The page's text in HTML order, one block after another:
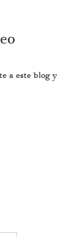
a este blog y